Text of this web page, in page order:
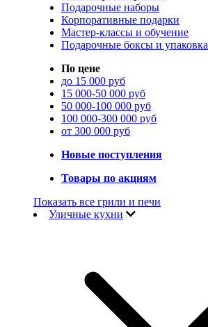
Подарочные наборы
Корпоративные подарки
Мастер-классы и обучение
Подарочные боксы и упаковка
По цене
до 15 000 руб
15 000-50 000 руб
50 000-100 000 руб
100 000-300 000 руб
от 300 000 руб
Новые поступления
Товары по акциям
Показать все грили и печи
Уличные кухни